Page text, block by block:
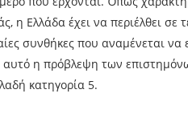
η Ελλάδα έχει να περιέλθει
συνθήκες που αναμένεται
αυτό η πρόβλεψη των
κατηγορία 5.